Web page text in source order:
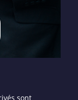
sont